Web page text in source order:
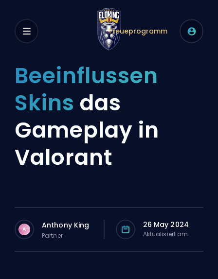
Treueprogramm
Beeinflussen
Skins das
Gameplay in
Valorant
A Anthony King
Partner
26 May 2024
Aktualisiert am